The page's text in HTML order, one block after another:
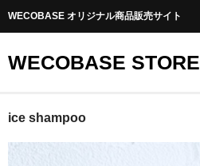
WECOBASE オリジナル商品販売サイト
WECOBASE STORE
HOME
ice shampoo